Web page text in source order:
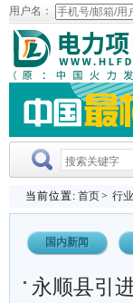
用户名：
当前位置: 首页> 行
国内新闻
永顺县引